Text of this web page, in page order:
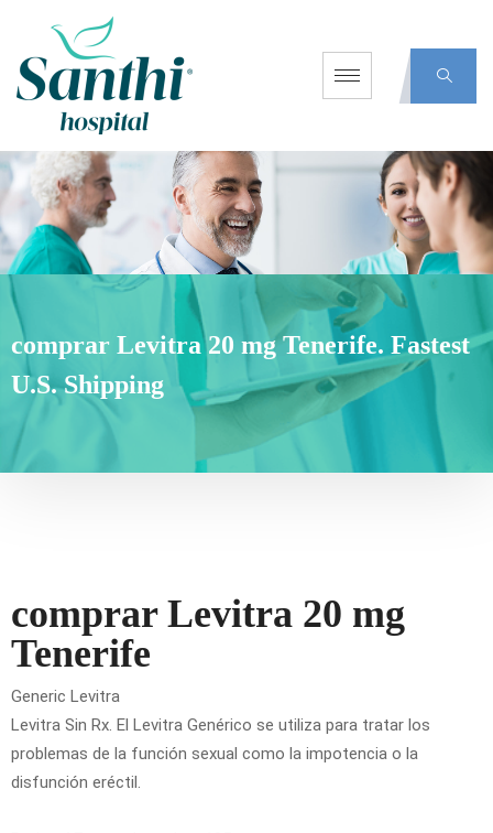
comprar Levitra 20 mg Tenerife. Fastest
U.S. Shipping
comprar Levitra 20 mg
Tenerife
Generic Levitra
Levitra Sin Rx. El Levitra Genérico se utiliza para tratar los
problemas de la función sexual como la impotencia o la
disfunción eréctil.